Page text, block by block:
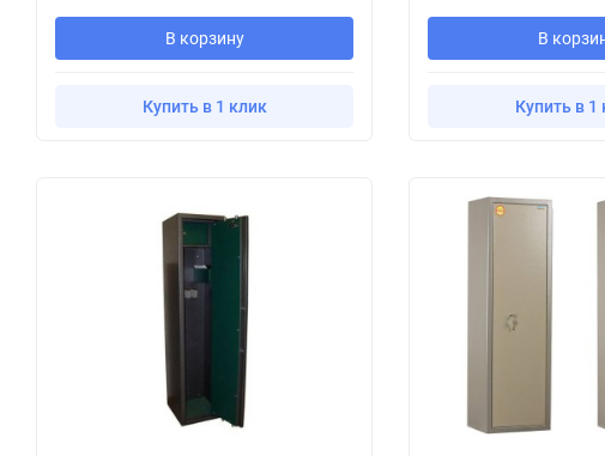
В корзину
Купить в 1 клик
В
Купить в 1